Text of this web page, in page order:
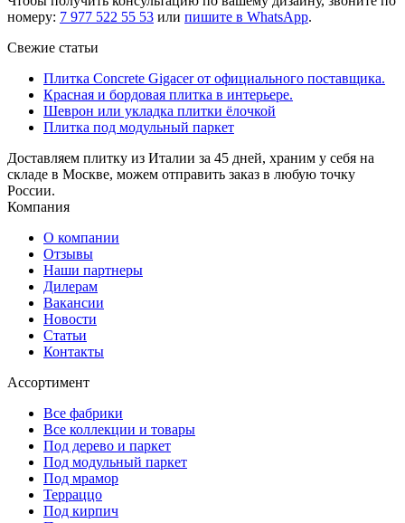
номеру: 7 977 522 55 53 или пишите в WhatsApp.
Свежие статьи
Плитка Concrete Gigacer от официального поставщика.
Красная и бордовая плитка в интерьере.
Шеврон или укладка плитки ёлочкой
Плитка под модульный паркет
Доставляем плитку из Италии за 45 дней, храним у себя на
складе в Москве, можем отправить заказ в любую точку
России.
Компания
О компании
Отзывы
Наши партнеры
Дилерам
Вакансии
Новости
Статьи
Контакты
Ассортимент
Все фабрики
Все коллекции и товары
Под дерево и паркет
Под модульный паркет
Под мрамор
Терраццо
Под кирпич